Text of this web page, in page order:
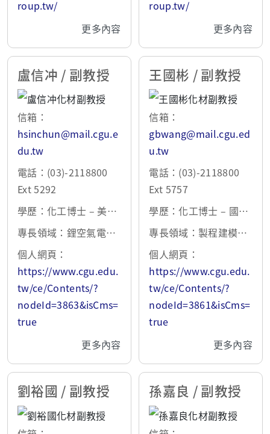
roup.tw/
更多內容
術 X 光敏感材料及感測
器開發
roup.tw/
更多內容
盧信冲 / 副教授
信箱：
hsinchun@mail.cgu.e
du.tw
電話：(03)-2118800
Ext 5292
學歷：化工博士 – 美國
愛荷華州立大學 1992
專長領域：鋰空氣電池
及替代能源材料、元件
及製程開發、生物感測
材料、元件與應用開
發、光電及半導體薄膜
材料、元件及製程開發
子合成技術與應用開發
個人網頁：
https://www.cgu.edu.
tw/ce/Contents/?
nodeId=3863&isCms=
true
更多內容
王國彬 / 副教授
信箱：
gbwang@mail.cgu.ed
u.tw
電話：(03)-2118800
Ext 5757
學歷：化工博士 – 國立
台灣大學 1992
專長領域：製程建模與
改善、製程設計與模
擬、製程強化與智能
化、製程高階控制
個人網頁：
https://www.cgu.edu.
tw/ce/Contents/?
nodeId=3861&isCms=
true
更多內容
劉裕國 / 副教授 孫嘉良 / 副教授